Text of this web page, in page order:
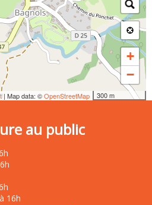
+
−
300 m
| Map data: ©OpenStreetMap
au public
16h